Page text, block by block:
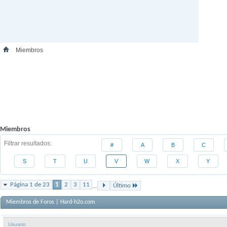
Miembros
Miembros
Filtrar resultados # A B C
S T U V W X Y
Página 1 de 23 1 2 3 11 ... Último
Miembros de Foros | Hard-h2o.com
Usuario